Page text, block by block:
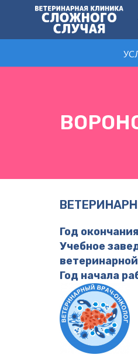
Год
Учебное
Год начала